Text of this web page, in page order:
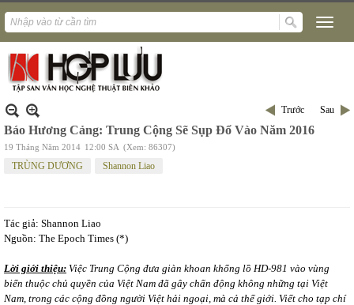
Trước Sau
Báo Hương Cảng: Trung Cộng Sẽ Sụp Đổ Vào Năm 2016
19 Tháng Năm 2014 12:00 SA (Xem: 86307)
TRÙNG DƯƠNG Shannon Liao
Tác giả: Shannon Liao
Nguồn: The Epoch Times (*)
Lời giới thiệu: Việc Trung Cộng đưa giàn khoan khổng lồ HD-981 vào vùng
biển thuộc chủ quyền của Việt Nam đã gây chấn động không những tại Việt
Nam, trong các cộng đồng người Việt hải ngoại, mà cả thế giới. Viết cho tạp chí